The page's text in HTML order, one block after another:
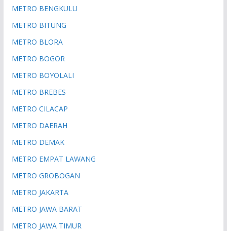
METRO BENGKULU
METRO BITUNG
METRO BLORA
METRO BOGOR
METRO BOYOLALI
METRO BREBES
METRO CILACAP
METRO DAERAH
METRO DEMAK
METRO EMPAT LAWANG
METRO GROBOGAN
METRO JAKARTA
METRO JAWA BARAT
METRO JAWA TIMUR